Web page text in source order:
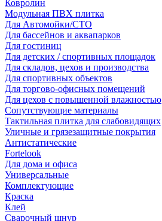
Ковролин
Модульная ПВХ плитка
Для Автомойки/СТО
Для бассейнов и аквапарков
Для гостиниц
Для детских / спортивных площадок
Для складов, цехов и производства
Для спортивных объектов
Для торгово-офисных помещений
Для цехов с повышенной влажностью
Сопутствующие материалы
Тактильная плитка для слабовидящих
Уличные и грязезащитные покрытия
Антистатические
Fortelook
Для дома и офиса
Универсальные
Комплектующие
Краска
Клей
Сварочный шнур